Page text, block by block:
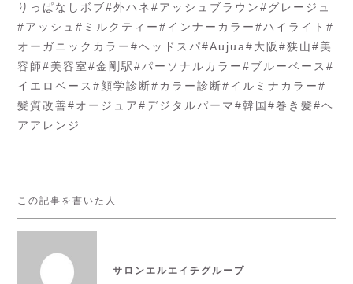
りっぱなしボブ#外ハネ#アッシュブラウン#グレージュ
#アッシュ#ミルクティー#インナーカラー#ハイライト#
オーガニックカラー#ヘッドスパ#Aujua#大阪#狭山#美
容師#美容室#金剛駅#パーソナルカラー#ブルーベース#
イエロベース#顔学診断#カラー診断#イルミナカラー#
髪質改善#オージュア#デジタルパーマ#韓国#巻き髪#ヘ
アアレンジ
この記事を書いた人
サロンエルエイチグループ